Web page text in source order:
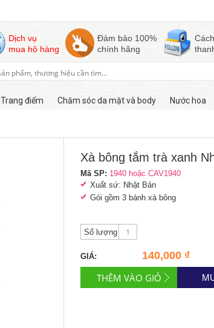
Dịch vụ
mua hộ hàng
Đảm bảo 100%
chính hãng
Trang điểm Chăm sóc da mặt và body Nước hoa
Còn hàng
Xà bông tắm trà xanh
Mã SP: 1940 hoặc CAV1940
Xuất sứ: Nhật Bản
Gói gồm 3 bánh xà bông
Số lượng
GIÁ: 140,000 ₫